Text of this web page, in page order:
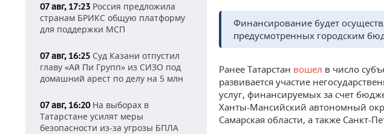
07 авг, 17:23 Россия предложила
странам БРИКС общую платформу
для поддержки МСП
07 авг, 16:25 Суд Казани отпустил
главу «Ай Пи Групп» из СИЗО под
домашний арест по делу на 5 млн
07 авг, 16:20На выборах в
Татарстане усилят меры
безопасности из-за угрозы БПЛА
Финансирование будет
предусмотренных городским
Ранее Татарстан вошел в число
развивается участие
услуг, финансируемых за счет
Ханты-Мансийский автономный
Самарская области, а также Санкт-